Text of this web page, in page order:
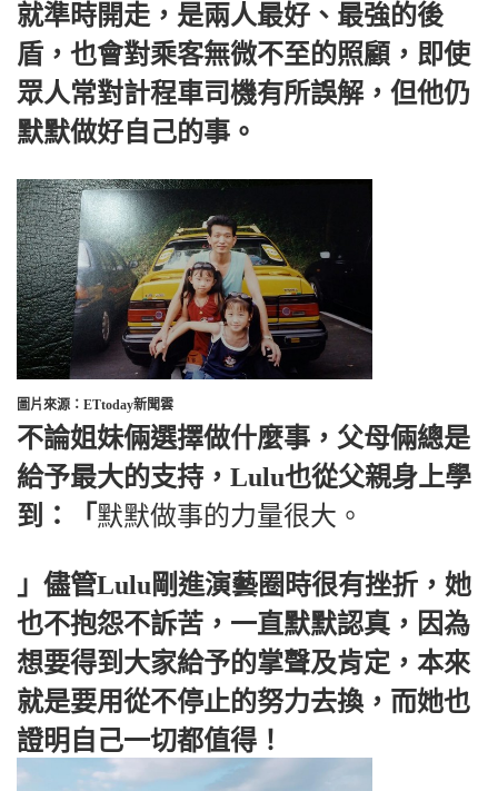
就準時開走，是兩人最好、最強的後
盾，也會對乘客無微不至的照顧，即使
眾人常對計程車司機有所誤解，但他仍
默默做好自己的事。
圖片來源：ETtoday新聞雲
不論姐妹倆選擇做什麼事，父母倆總是
給予最大的支持，Lulu也從父親身上學
到：「 默默做事的力量很大。
」儘管Lulu剛進演藝圈時很有挫折，她
也不抱怨不訴苦，一直默默認真，因為
想要得到大家給予的掌聲及肯定，本來
就是要用從不停止的努力去換，而她也
證明自己一切都值得！